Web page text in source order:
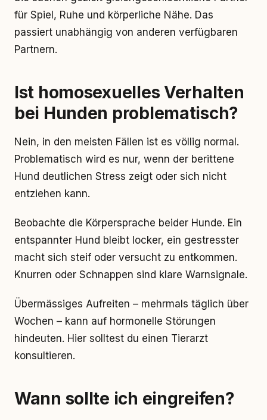
für Spiel, Ruhe und körperliche Nähe. Das
passiert unabhängig von anderen verfügbaren
Partnern.
Ist homosexuelles Verhalten
bei Hunden problematisch?
Nein, in den meisten Fällen ist es völlig normal.
Problematisch wird es nur, wenn der berittene
Hund deutlichen Stress zeigt oder sich nicht
entziehen kann.
Beobachte die Körpersprache beider Hunde. Ein
entspannter Hund bleibt locker, ein gestresster
macht sich steif oder versucht zu entkommen.
Knurren oder Schnappen sind klare Warnsignale.
Übermässiges Aufreiten – mehrmals täglich über
Wochen – kann auf hormonelle Störungen
hindeuten. Hier solltest du einen Tierarzt
konsultieren.
Wann sollte ich eingreifen?